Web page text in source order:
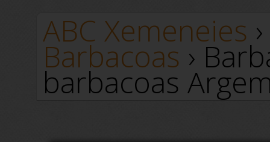
ABC Xemeneies ›
Barbacoas ›
barbacoas